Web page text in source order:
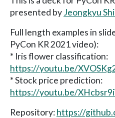
presented byJeongkyu
Full length examples in
PyCon KR 2021 video):
* Iris flower classification:
https://youtu.be/
* Stock price prediction:
https://youtu.be/
Repository:https://